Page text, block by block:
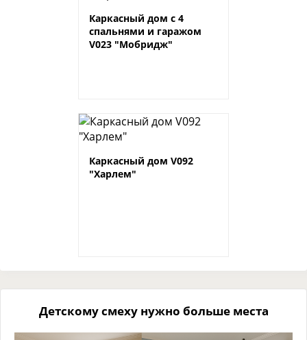
Каркасный дом с 4
спальнями и гаражом
V023 "Мобридж"
Каркасный дом V092
"Харлем"
Детскому смеху нужно больше места